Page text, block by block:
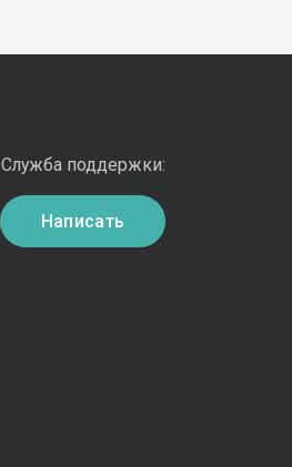
Служба поддержки:
Написать